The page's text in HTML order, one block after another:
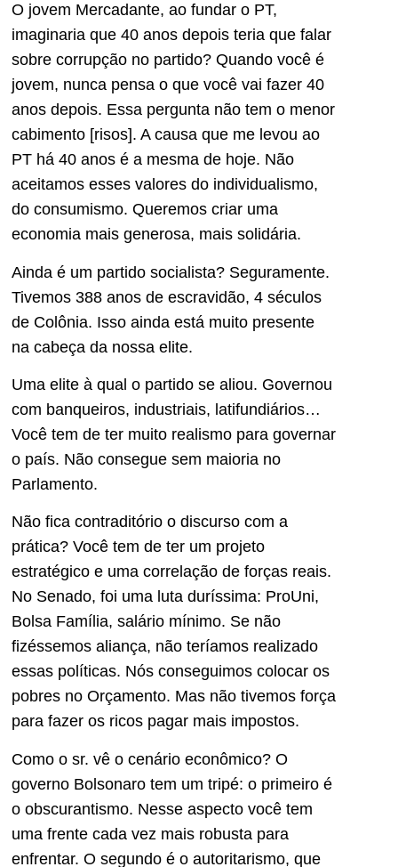
O jovem Mercadante, ao fundar o PT,
imaginaria que 40 anos depois teria que falar
sobre corrupção no partido? Quando você é
jovem, nunca pensa o que você vai fazer 40
anos depois. Essa pergunta não tem o menor
cabimento [risos]. A causa que me levou ao
PT há 40 anos é a mesma de hoje. Não
aceitamos esses valores do individualismo,
do consumismo. Queremos criar uma
economia mais generosa, mais solidária.
Ainda é um partido socialista? Seguramente.
Tivemos 388 anos de escravidão, 4 séculos
de Colônia. Isso ainda está muito presente
na cabeça da nossa elite.
Uma elite à qual o partido se aliou. Governou
com banqueiros, industriais, latifundiários…
Você tem de ter muito realismo para governar
o país. Não consegue sem maioria no
Parlamento.
Não fica contraditório o discurso com a
prática? Você tem de ter um projeto
estratégico e uma correlação de forças reais.
No Senado, foi uma luta duríssima: ProUni,
Bolsa Família, salário mínimo. Se não
fizéssemos aliança, não teríamos realizado
essas políticas. Nós conseguimos colocar os
pobres no Orçamento. Mas não tivemos força
para fazer os ricos pagar mais impostos.
Como o sr. vê o cenário econômico? O
governo Bolsonaro tem um tripé: o primeiro é
o obscurantismo. Nesse aspecto você tem
uma frente cada vez mais robusta para
enfrentar. O segundo é o autoritarismo, que